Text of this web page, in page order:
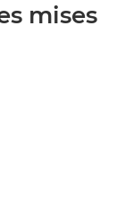
mises